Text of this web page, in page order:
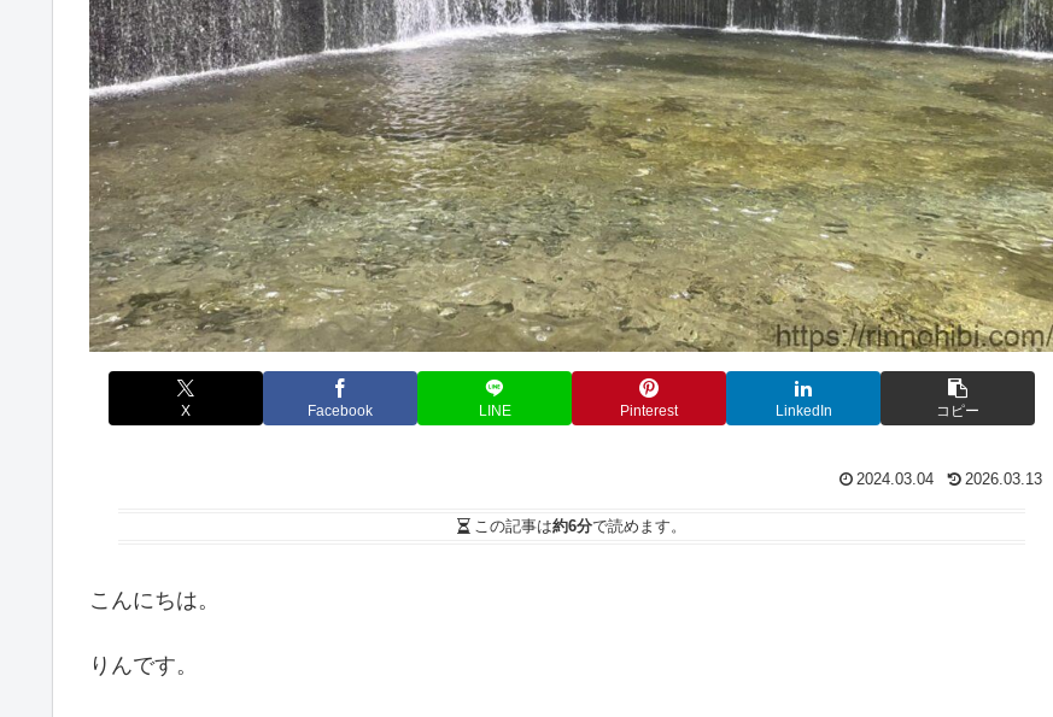
X Facebook LINE Pinterest LinkedIn コピー
2024.03.04 2026.03.13
この記事は約6分で読めます。
こんにちは。
りんです。